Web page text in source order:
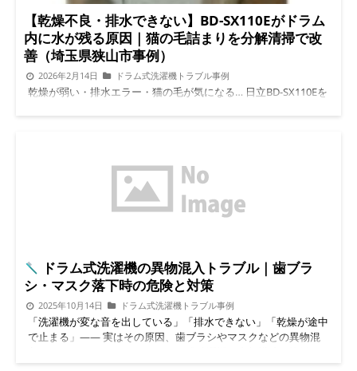
【乾燥不良・排水できない】BD-SX110Eがドラム
内に水が残る原因｜猫の毛詰まりを分解清掃で改
善（埼玉県狭山市事例）
2026年2月14日 ドラム式洗濯機トラブル事例
乾燥が弱い・排水エラー・猫の毛が気になる… 日立BD-SX110Eを
とても多いパターンでした。 ・乾燥が弱くなった ・排水異常が
出る ・猫の毛が気になる この3つ、実はすべて繋がっています。
結論からお伝えすると、今回の原因は故障ではなく内部の詰まり
でした。 同じ症状で悩んでいる方はとても多いので、できるだ
かれる質問です。 ですが今回のように 乾燥が弱い 排水エラーが
出る 臭いが気になる このあたりが同時に起きている場合、実際
は故障ではなく内部の汚れ詰まりが原因のことがほとんどです。
ドラム式洗濯機は外から見えないだけで、内部には少しずつ汚れ
が溜まっていきます。 糸くず、ホコリ、洗剤カス、皮脂汚れ。
そこにペットの毛が加わると、一気に詰まりやすくなります。
ドラム式洗濯機の異物混入トラブル｜歯ブラ
シ・マスク落下時の危険と対策
2025年10月14日 ドラム式洗濯機トラブル事例
「洗濯機が変な音を出している」「排水できない」「乾燥が途中
で止まる」―― 実はその原因、歯ブラシやマスクなどの異物混